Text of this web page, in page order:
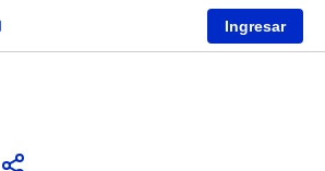
Ingresar